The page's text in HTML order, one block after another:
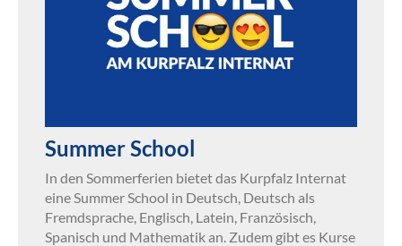
Summer School
In den Sommerferien bietet das Kurpfalz Internat
eine Summer School in Deutsch, Deutsch als
Fremdsprache, Englisch, Latein, Französisch,
Spanisch und Mathematik an. Zudem gibt es Kurse